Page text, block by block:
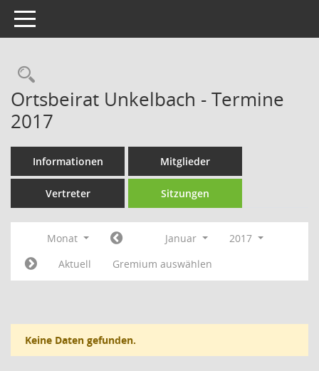
Toggle navigation
Rechercheauswahl
Ortsbeirat Unkelbach - Termine
2017
Informationen Mitglieder
Vertreter Sitzungen
Monat Januar
2017
Aktuell
Gremium auswählen
Keine Daten gefunden.